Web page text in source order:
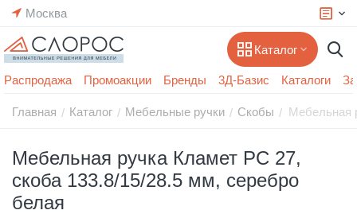
Москва
Каталог
Распродажа Промоакции Бренды 3Д-Базис Каталоги
Главная / Каталог / Мебельные ручки / Скобы / Мебельная
Мебельная ручка Кламет РС 27,
скоба 133.8/15/28.5 мм, серебро
белая